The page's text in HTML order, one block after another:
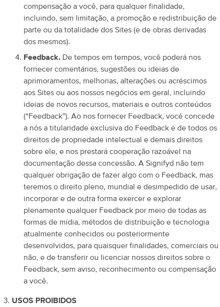
compensação a você, para qualquer finalidade,
incluindo, sem limitação, a promoção e redistribuição de
parte ou da totalidade dos Sites (e de obras derivadas
dos mesmos).
Feedback. De tempos em tempos, você poderá nos
fornecer comentários, sugestões ou ideias de
aprimoramentos, melhorias, alterações ou acréscimos
aos Sites ou aos nossos negócios em geral, incluindo
ideias de novos recursos, materiais e outros conteúdos
(“Feedback”). Ao nos fornecer Feedback, você concede
a nós a titularidade exclusiva do Feedback e de todos os
direitos de propriedade intelectual e demais direitos
sobre ele, e nos prestará cooperação razoável na
documentação dessa concessão. A Signifyd não tem
qualquer obrigação de fazer algo com o Feedback, mas
teremos o direito pleno, mundial e desimpedido de usar,
incorporar e de outra forma exercer e explorar
plenamente qualquer Feedback por meio de todas as
formas de mídia, métodos de distribuição e tecnologia
atualmente conhecidos ou posteriormente
desenvolvidos, para quaisquer finalidades, comerciais ou
não, e de transferir ou licenciar nossos direitos sobre o
Feedback, sem aviso, reconhecimento ou compensação
a você.
USOS PROIBIDOS